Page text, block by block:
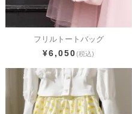
フリルトートバッグ
¥6,050(税込)